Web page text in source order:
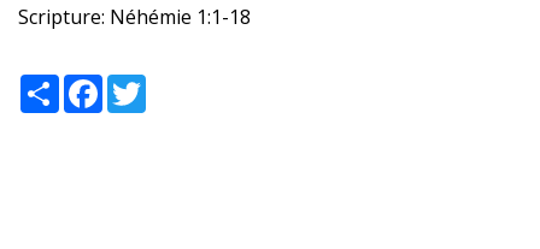
Scripture: Néhémie 1:1-18
ShareFacebook